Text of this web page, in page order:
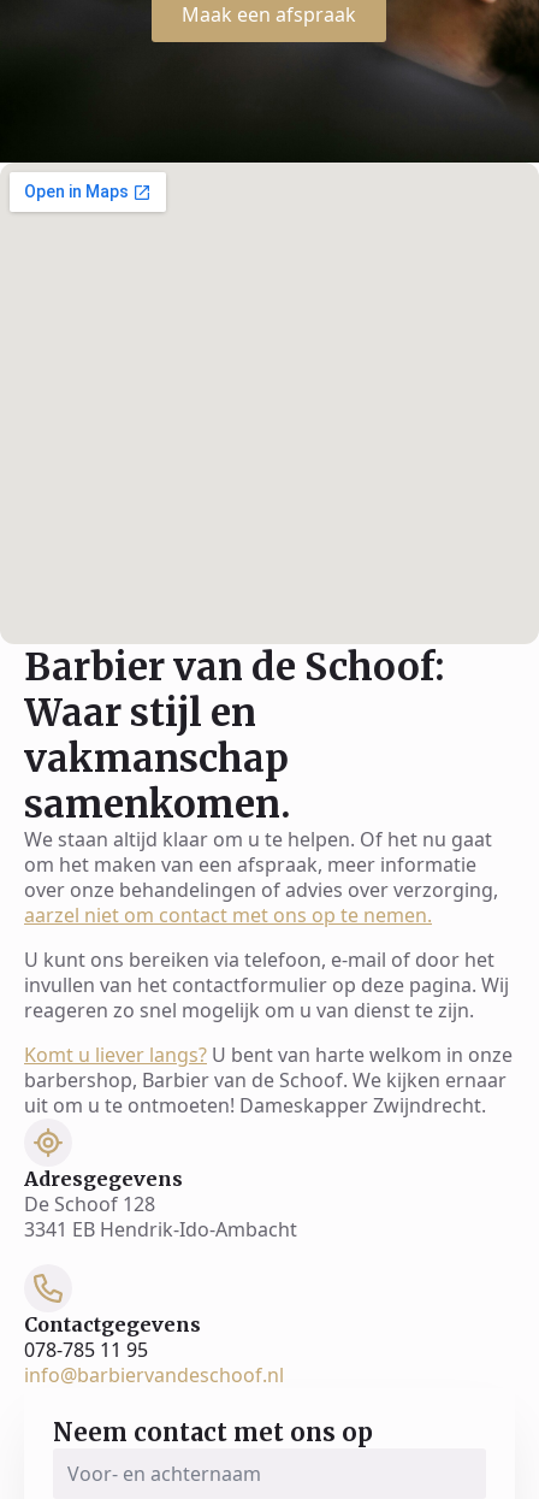
Maak een afspraak
Barbier van de Schoof:
Waar stijl en
vakmanschap
samenkomen.
We staan altijd klaar om u te helpen. Of het nu gaat
om het maken van een afspraak, meer informatie
over onze behandelingen of advies over verzorging,
aarzel niet om contact met ons op te nemen.
U kunt ons bereiken via telefoon, e-mail of door het
invullen van het contactformulier op deze pagina. Wij
reageren zo snel mogelijk om u van dienst te zijn.
Komt u liever langs? U bent van harte welkom in onze
barbershop, Barbier van de Schoof. We kijken ernaar
uit om u te ontmoeten! Dameskapper Zwijndrecht.
Adresgegevens
De Schoof 128
3341 EB Hendrik-Ido-Ambacht
Contactgegevens
078-785 11 95
info@barbiervandeschoof.nl
Neem contact met ons op
en